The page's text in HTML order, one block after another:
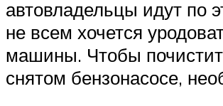
автовладельцы идут по
не всем хочется
машины. Чтобы
снятом бензонасосе,